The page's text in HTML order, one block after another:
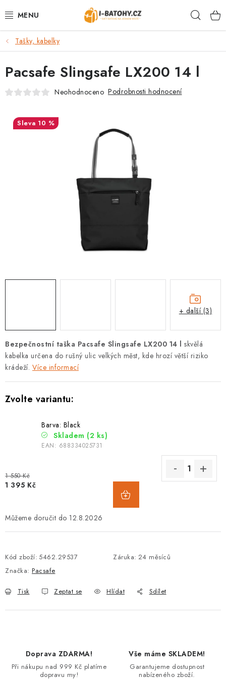
na
VÝPRODEJ %
BATOHY
TAŠKY, KABELKY
CESTOVNÍ ZAVAZADLA
DOPLŇKY A PŘÍSLUŠENSTVÍ
Doprava a platba Vše o nákupu Kontakty
Poradna
Tašky, kabelky
Bezpečnostní taška Pacsafe Slingsafe LX200 14 l skvělá
kabelka určena do rušný ulic velkých měst, kde hrozí větší riziko
krádeží. Více informací
Barva: Black
Skladem (2 ks)
EAN: 688334025731
1 550 Kč
1 395 Kč
12.8.2026
Kód zboží: 5462.29537 Záruka: 24 měsíců
Značka: Pacsafe
Tisk Zeptat se Hlídat Sdílet
Pacsafe Slingsafe LX200 14 l
Neohodnoceno Podrobnosti hodnocení
10 %
+ další (3)
Doprava ZDARMA!
Při nákupu nad 999 Kč platíme
dopravu my!
Vše máme SKLADEM!
Garantujeme dostupnost
nabízeného zboží.